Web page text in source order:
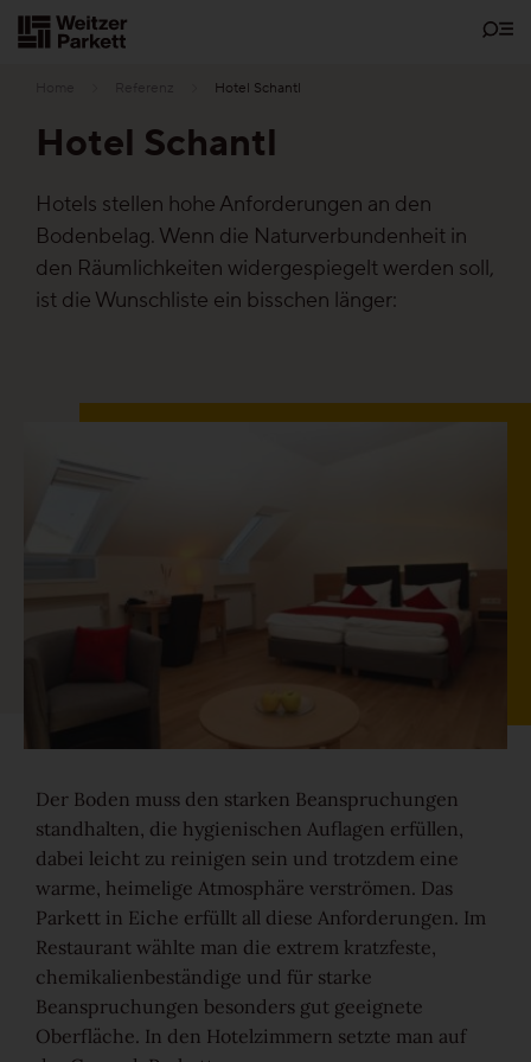
Bodenschätze
Parkett
Mehr über Funktionen erfahren
Holzfarben
Mehr über Farben erfahren
Holzmaserungen
Zum
Inhalt
Hotel Schantl
Hotel Schantl
Hotels stellen hohe Anforderungen an den
Bodenbelag. Wenn die Naturverbundenheit in
den Räumlichkeiten widergespiegelt werden soll,
ist die Wunschliste ein bisschen länger:
Der Boden muss den starken Beanspruchungen
standhalten, die hygienischen Auflagen erfüllen,
dabei leicht zu reinigen sein und trotzdem eine
warme, heimelige Atmosphäre verströmen. Das
Parkett in Eiche erfüllt all diese Anforderungen. Im
Restaurant wählte man die extrem kratzfeste,
chemikalienbeständige und für starke
Beanspruchungen besonders gut geeignete
Oberfläche. In den Hotelzimmern setzte man auf